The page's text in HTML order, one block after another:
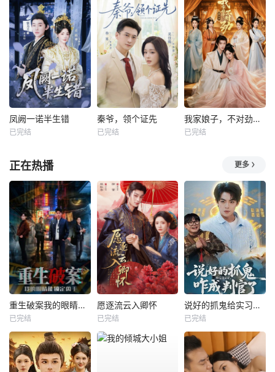
凤阙一诺半生错
已完结
秦爷，领个证先
已完结
我家娘子，不对劲第四季
已完结
正在热播 更多
重生破案我的眼睛能锁定凶手
已完结
愿逐流云入卿怀
已完结
说好的抓鬼给实习证明，咋成判官了
已完结